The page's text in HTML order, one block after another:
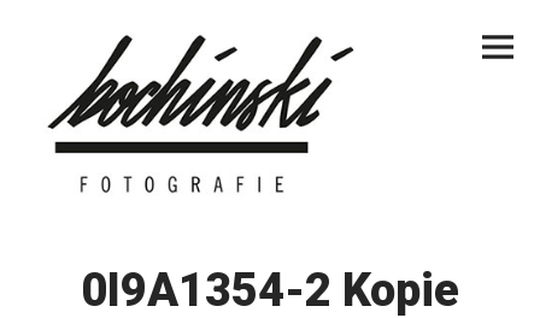
Menu
0I9A1354-2 Kopie